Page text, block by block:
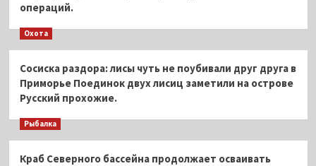
операций.
Охота
Сосиска раздора: лисы чуть не поубивали друг друга в
Приморье Поединок двух лисиц заметили на острове
Русский прохожие.
Рыбалка
Краб Северного бассейна продолжает осваивать